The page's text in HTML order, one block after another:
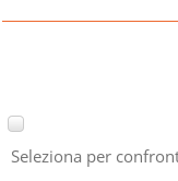
Seleziona per